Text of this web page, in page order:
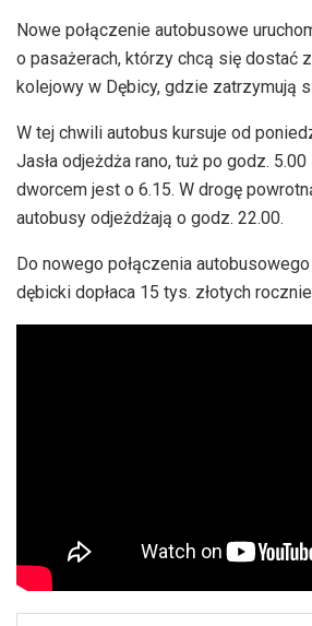
Nowe połączenie autobusowe
o pasażerach, którzy chcą się dostać
kolejowy w Dębicy, gdzie zatrzymują
W tej chwili autobus kursuje od
Jasła odjeżdża rano, tuż po godz.
dworcem jest o 6.15. W drogę
autobusy odjeżdżają o godz. 22.00.
Do nowego połączenia
dębicki dopłaca 15 tys. złotych